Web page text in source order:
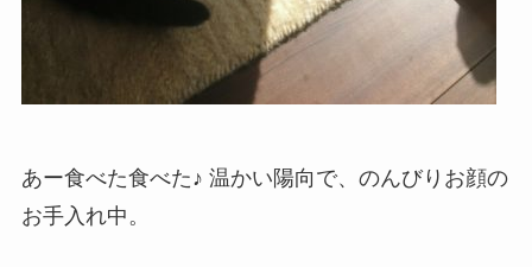
あー食べた食べた♪ 温かい陽向で、のんびりお顔の
お手入れ中。